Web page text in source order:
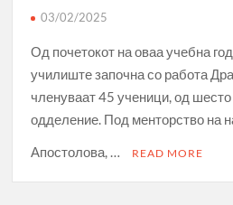
03/02/2025
Од почетокот на оваа учебна
училиште започна со работа
членуваат 45 ученици, од
одделение. Под менторство на
Апостолова, …
READ MORE